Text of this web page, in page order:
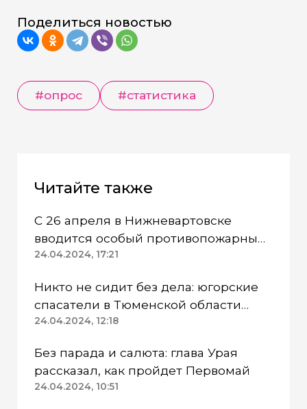
Поделиться новостью
#опрос #статистика
Читайте также
С 26 апреля в Нижневартовске
вводится особый противопожарный
режим
24.04.2024, 17:21
Никто не сидит без дела: югорские
спасатели в Тюменской области
работают в две смены
24.04.2024, 12:18
Без парада и салюта: глава Урая
рассказал, как пройдет Первомай
24.04.2024, 10:51